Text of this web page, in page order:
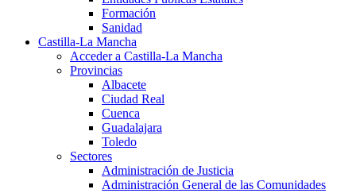
Formación
Sanidad
Castilla-La Mancha
Acceder a Castilla-La Mancha
Provincias
Albacete
Ciudad Real
Cuenca
Guadalajara
Toledo
Sectores
Administración de Justicia
Administración General de las Comunidades